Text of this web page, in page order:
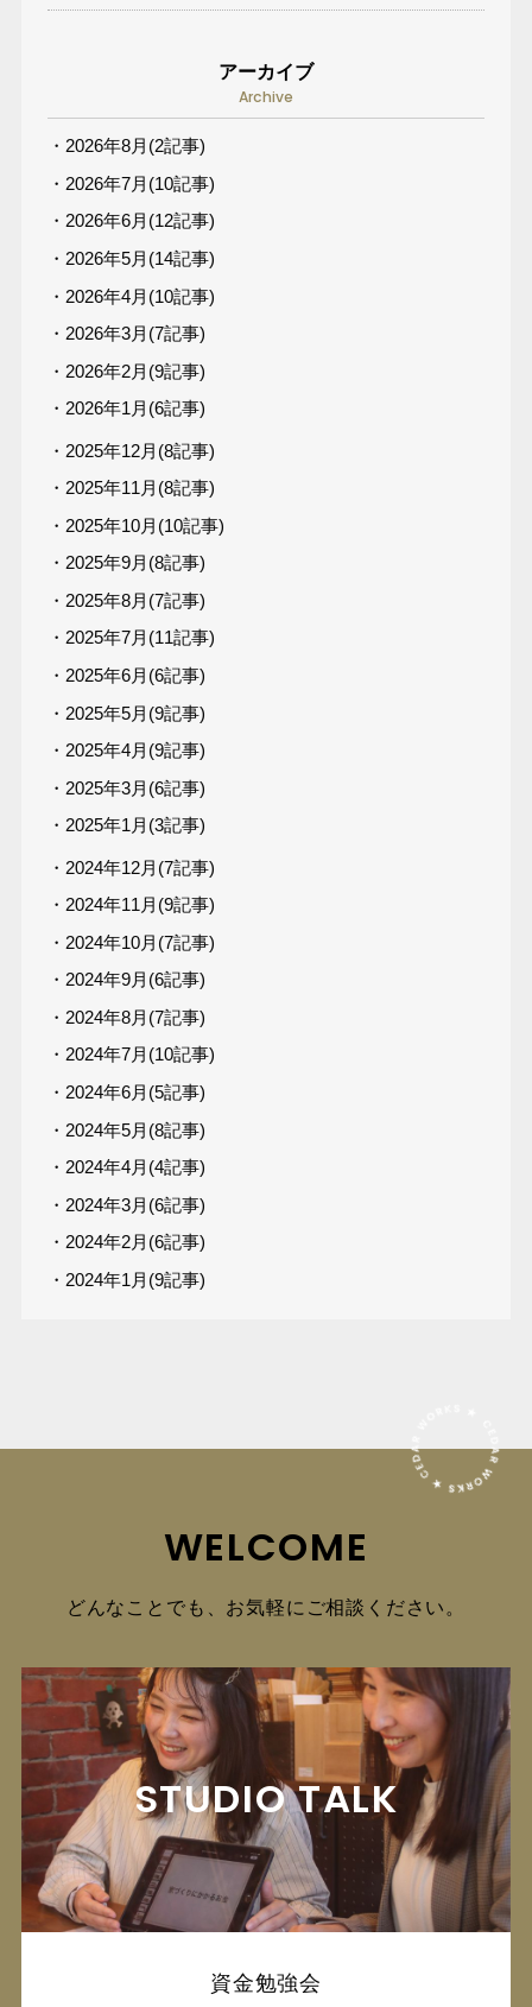
アーカイブ
Archive
・2026年8月(2記事)
・2026年7月(10記事)
・2026年6月(12記事)
・2026年5月(14記事)
・2026年4月(10記事)
・2026年3月(7記事)
・2026年2月(9記事)
・2026年1月(6記事)
・2025年12月(8記事)
・2025年11月(8記事)
・2025年10月(10記事)
・2025年9月(8記事)
・2025年8月(7記事)
・2025年7月(11記事)
・2025年6月(6記事)
・2025年5月(9記事)
・2025年4月(9記事)
・2025年3月(6記事)
・2025年1月(3記事)
・2024年12月(7記事)
・2024年11月(9記事)
・2024年10月(7記事)
・2024年9月(6記事)
・2024年8月(7記事)
・2024年7月(10記事)
・2024年6月(5記事)
・2024年5月(8記事)
・2024年4月(4記事)
・2024年3月(6記事)
・2024年2月(6記事)
・2024年1月(9記事)
WELCOME
どんなことでも、お気軽にご相談ください。
STUDIO TALK
資金勉強会